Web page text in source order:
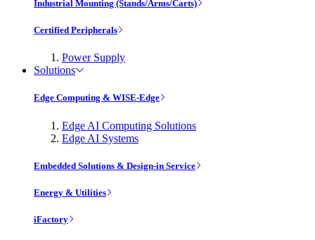
Industrial Mounting (Stands/Arms/Carts)
Certified Peripherals
Power Supply
Solutions
Edge Computing & WISE-Edge
Edge AI Computing Solutions
Edge AI Systems
Embedded Solutions & Design-in Service
Energy & Utilities
iFactory